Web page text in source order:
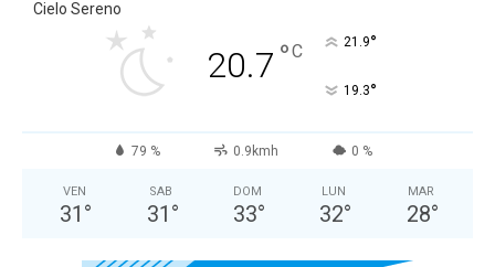
Cielo Sereno
20.7 °C 21.9°
19.3°
79 % 0.9kmh 0 %
VEN
31 °
SAB
31 °
DOM
33°
LUN
32°
MAR
28°